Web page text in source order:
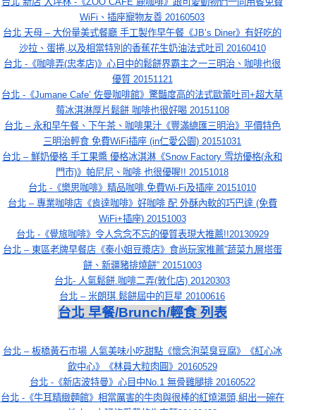
WiFi、插座寵物友善 20160503
台北 天母 – 大份量美式餐廳 手工製作早午餐《JB’s Diner》有好吃的
沙拉、蛋捲,以及相當特別的香蕉花生奶油法式吐司 20160410
台北 -《咖啡弄(忠孝店)》心目中的鬆餅界霸主之一三明治、咖啡也很
優質 20151121
台北 -《Jumane Cafe’ 佐曼咖啡館》驚豔度高的法式歐蕾吐司+超大草
莓冰淇淋厚片鬆餅 咖啡也很好喝 20151108
台北 – 永和早午餐、下午茶、咖啡果汁《豐滿總匯三明治》平價特色
三明治輕食 免費WiFi插座 (in仁愛公園) 20151031
台北 – 鮮奶優格 手工果醬 優格冰淇淋《Snow Factory 雪坊優格(永和
門市)》帕尼尼、咖啡 也很優喔!! 20151018
台北 -《樂思咖啡》精品咖啡.免費Wi-Fi及插座 20151010
台北 – 專業咖啡店《肯達咖啡》好咖啡 配 外酥內軟的巧巴達 (免費
WiFi+插座) 20151003
台北 -《覺旅咖啡》令人念念不忘的優質表現大推薦!!20130929
台北 – 東區老牌早餐店《秦小姐豆漿店》食尚玩家推薦”蔬菜九層塔蛋
餅、新疆豬排燒餅” 20151003
台北- 人氣鬆餅.咖啡二弄(敦化店) 20120303
台北 – 米朗琪.鬆餅屆中的巨星 20100616
台北 早餐/Brunch/輕食 列表
台北 – 板橋黃石市場 人氣美味小吃甜點《懷念泡菜臭豆腐》《紅心冰
飲中心》《林員大粒肉圓》20160529
台北 -《新店波特曼》心目中No.1 無骨雞腿排 20160522
台北 -《牛耳精緻麵館》相當厲害的牛肉與很棒的紅燒湯頭,組出一碗在